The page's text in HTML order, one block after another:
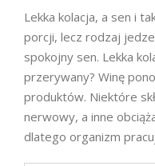
Lekka kolacja, a sen i
porcji, lecz rodzaj
spokojny sen. Lekka
przerywany? Winę
produktów. Niektóre
nerwowy, a inne
dlatego organizm